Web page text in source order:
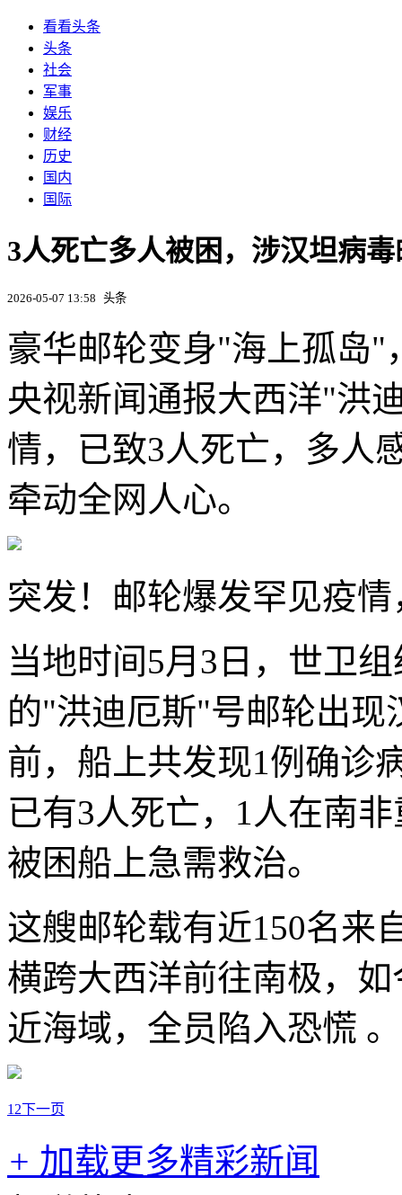
看看头条
头条
社会
军事
娱乐
财经
历史
国内
国际
3人死亡多人被困，涉汉坦病
2026-05-07 13:58 头条
豪华邮轮变身"海上孤岛"
央视新闻通报大西洋"洪
情，已致3人死亡，多人
牵动全网人心。
突发！邮轮爆发罕见疫
当地时间5月3日，世卫
的"洪迪厄斯"号邮轮出现
前，船上共发现1例确诊
已有3人死亡，1人在南
被困船上急需救治。
这艘邮轮载有近150名来
横跨大西洋前往南极，
近海域，全员陷入恐慌 。
1 2下一页
+ 加载更多精彩新闻